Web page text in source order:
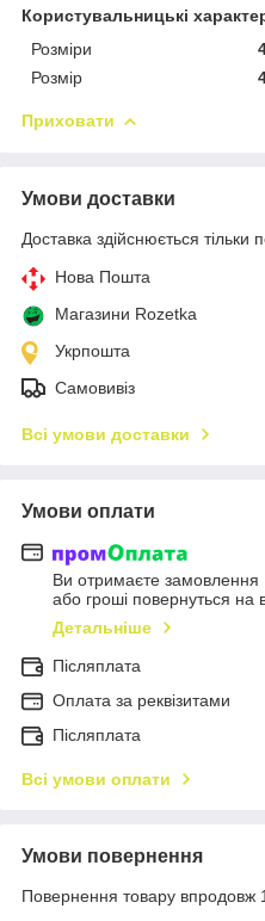
Користувальницькі
Розміри
Розмір
Приховати
Умови доставки
Доставка здійснюється тільки
Нова Пошта
Магазини Rozetka
Укрпошта
Самовивіз
Всі умови доставки
Умови оплати
Ви отримаєте замовлення
або гроші повернуться на
Детальніше
Післяплата
Оплата за реквізитами
Післяплата
Всі умови оплати
Умови повернення
Повернення товару впродовж